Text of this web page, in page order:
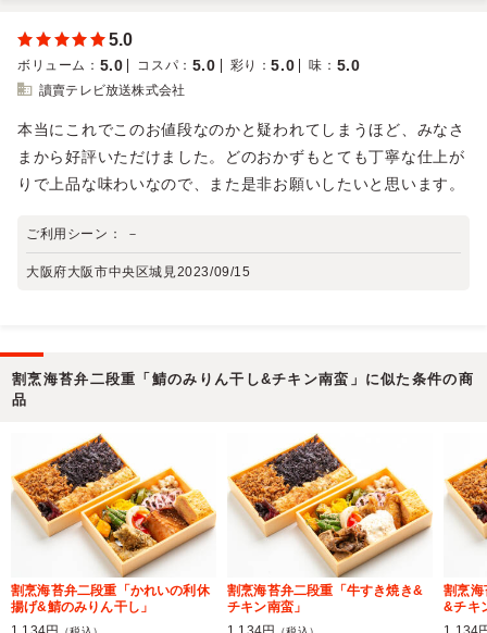
5.0
ボリューム ： 5.0 コスパ ： 5.0 彩り ：5.0 味 ： 5.0
讀賣テレビ放送株式会社
本当にこれでこのお値段なのかと疑われてしまうほど、みなさ
まから好評いただけました。どのおかずもとても丁寧な仕上が
りで上品な味わいなので、また是非お願いしたいと思います。
ご利用シーン： －
大阪府大阪市中央区城見 2023/09/15
割烹海苔弁二段重「鯖のみりん干し&チキン南蛮」に似た条件の商
品
割烹海苔弁二段重「かれいの利休
揚げ&鯖のみりん干し」
割烹海苔弁二段重「牛すき焼き&
チキン南蛮」
割烹海
&チキ